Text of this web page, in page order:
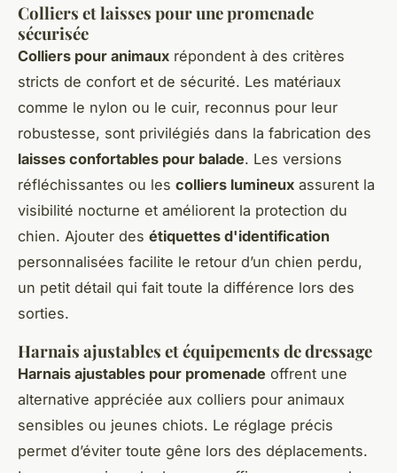
Colliers et laisses pour une promenade
sécurisée
Colliers pour animaux répondent à des critères
stricts de confort et de sécurité. Les matériaux
comme le nylon ou le cuir, reconnus pour leur
robustesse, sont privilégiés dans la fabrication des
laisses confortables pour balade. Les versions
réfléchissantes ou les colliers lumineux assurent la
visibilité nocturne et améliorent la protection du
chien. Ajouter des étiquettes d'identification
personnalisées facilite le retour d’un chien perdu,
un petit détail qui fait toute la différence lors des
sorties.
Harnais ajustables et équipements de dressage
Harnais ajustables pour promenade offrent une
alternative appréciée aux colliers pour animaux
sensibles ou jeunes chiots. Le réglage précis
permet d’éviter toute gêne lors des déplacements.